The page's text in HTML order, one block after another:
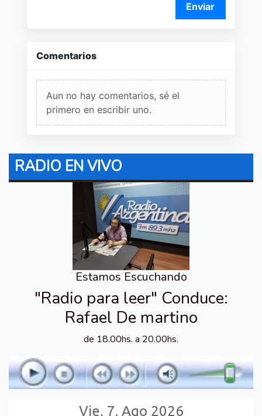
Enviar
Comentarios
Aun no hay comentarios, sé el
primero en escribir uno.
RADIO EN VIVO
Estamos Escuchando
"Radio para leer" Conduce:
Rafael De martino
de 18.00hs. a 20.00hs.